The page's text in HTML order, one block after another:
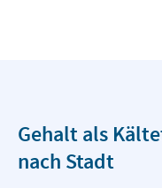
Gehalt als
nach Stadt